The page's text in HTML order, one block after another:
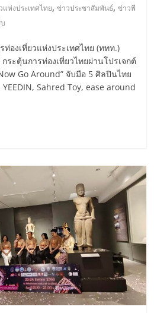
แห่งประเทศไทย,ข่าวประชาสัมพันธ์,ข่าวพี
องเที่ยวแห่งประเทศไทย (ททท.)
ระตุ้นการท่องเที่ยวไทยผ่านโปรเจกต์
Go Around” จับมือ 5 ศิลปินไทย
Sahred Toy, ease around